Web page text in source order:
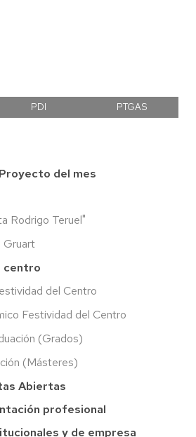
PDI PTGAS
del mes
Rodrigo Teruel"
Gruart
centro
del Centro
Festividad del Centro
(Grados)
(Másteres)
Abiertas
profesional
y de empresa